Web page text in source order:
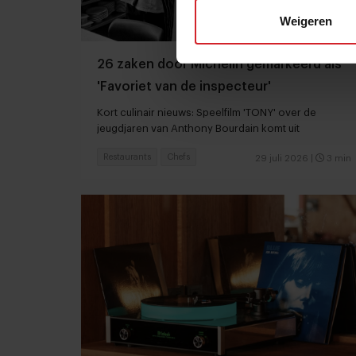
Weigeren
26 zaken door Michelin gemarkeerd als
'Favoriet van de inspecteur'
Kort culinair nieuws: Speelfilm 'TONY' over de
jeugdjaren van Anthony Bourdain komt uit
29 juli 2026 3 min
Restaurants Chefs